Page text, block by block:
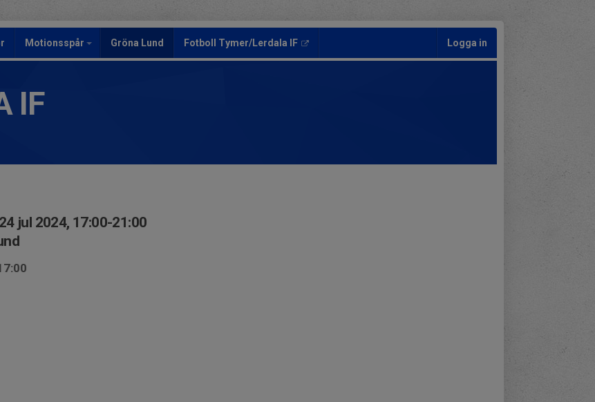
Motionsspår Gröna Lund Fotboll Tymer/Lerdala IF Logga in
IF
jul 2024, 17:00-21:00